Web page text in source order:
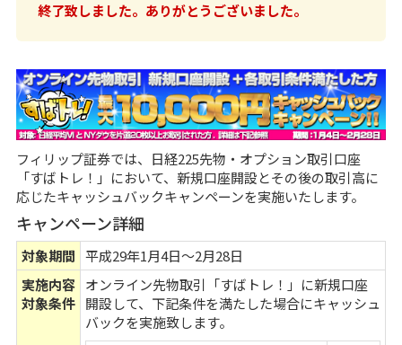
終了致しました。ありがとうございました。
フィリップ証券では、日経225先物・オプション取引口座
「すばトレ！」において、新規口座開設とその後の取引高に
応じたキャッシュバックキャンペーンを実施いたします。
キャンペーン詳細
対象期間 平成29年1月4日～2月28日
実施内容
対象条件
オンライン先物取引「すばトレ！」に新規口座
開設して、下記条件を満たした場合にキャッシュ
バックを実施致します。